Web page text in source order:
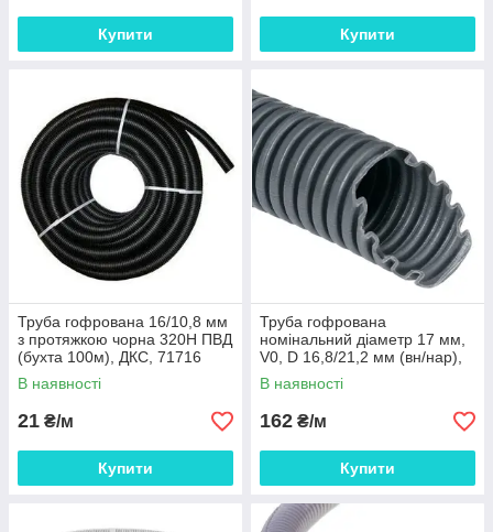
Купити Купити
Труба гофрована 16/10,8 мм
з протяжкою чорна 320Н ПВД
(бухта 100м), ДКС, 71716
В наявності
21 ₴/м
Купити
Труба гофрована
номінальний діаметр 17 мм,
V0, D 16,8/21,2 мм (вн/нар),
поліамід 6, колір темно-сірий,
без
В наявності
162 ₴/м
Купити